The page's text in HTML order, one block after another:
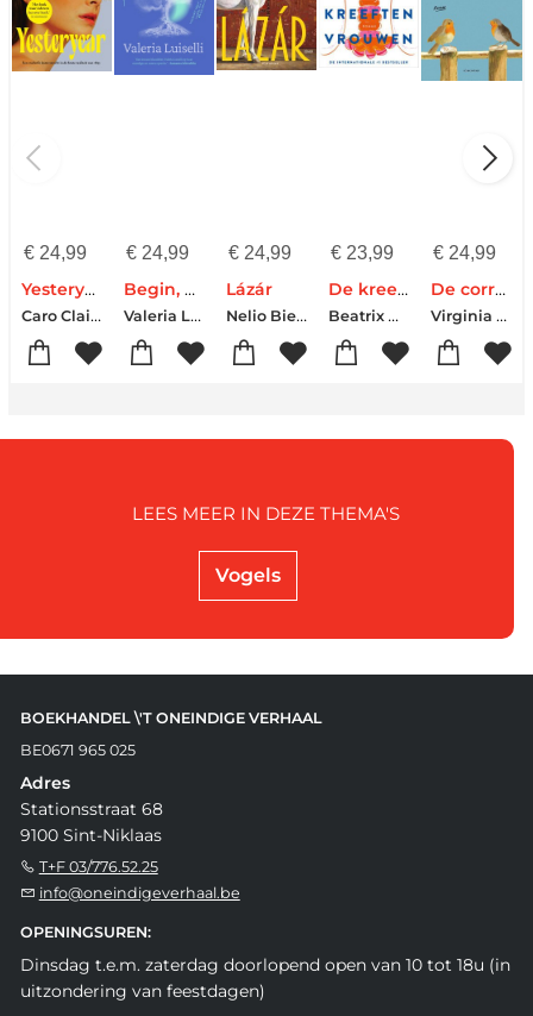
€24,99
Yesteryear
Caro Claire Burke
€24,99
Begin, midden, einde
Valeria Luiselli
€ 24,99
Lázár
Nelio Biedermann
€ 23,99
De kreeftenvrouwen
Beatrix Gerstberger
€ 24,99
De correspondente
Virginia Evans
Vogels
LEES MEER IN DEZE THEMA'S
BOEKHANDEL \'T ONEINDIGE VERHAAL
BE0671 965 025
Adres
Stationsstraat 68
9100 Sint-Niklaas
T+F 03/776.52.25
info@oneindigeverhaal.be
OPENINGSUREN:
Dinsdag t.e.m. zaterdag doorlopend open van 10 tot 18u (in
uitzondering van feestdagen)